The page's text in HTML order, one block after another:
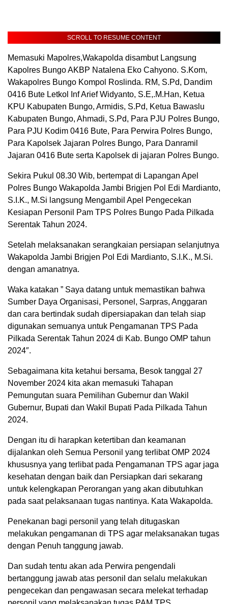
SCROLL TO RESUME CONTENT
Memasuki Mapolres,Wakapolda disambut Langsung
Kapolres Bungo AKBP Natalena Eko Cahyono. S.Kom,
Wakapolres Bungo Kompol Roslinda. RM, S.Pd, Dandim
0416 Bute Letkol Inf Arief Widyanto, S.E,.M.Han, Ketua
KPU Kabupaten Bungo, Armidis, S.Pd, Ketua Bawaslu
Kabupaten Bungo, Ahmadi, S.Pd, Para PJU Polres Bungo,
Para PJU Kodim 0416 Bute, Para Perwira Polres Bungo,
Para Kapolsek Jajaran Polres Bungo, Para Danramil
Jajaran 0416 Bute serta Kapolsek di jajaran Polres Bungo.
Sekira Pukul 08.30 Wib, bertempat di Lapangan Apel
Polres Bungo Wakapolda Jambi Brigjen Pol Edi Mardianto,
S.I.K., M.Si langsung Mengambil Apel Pengecekan
Kesiapan Personil Pam TPS Polres Bungo Pada Pilkada
Serentak Tahun 2024.
Setelah melaksanakan serangkaian persiapan selanjutnya
Wakapolda Jambi Brigjen Pol Edi Mardianto, S.I.K., M.Si.
dengan amanatnya.
Waka katakan ” Saya datang untuk memastikan bahwa
Sumber Daya Organisasi, Personel, Sarpras, Anggaran
dan cara bertindak sudah dipersiapakan dan telah siap
digunakan semuanya untuk Pengamanan TPS Pada
Pilkada Serentak Tahun 2024 di Kab. Bungo OMP tahun
2024″.
Sebagaimana kita ketahui bersama, Besok tanggal 27
November 2024 kita akan memasuki Tahapan
Pemungutan suara Pemilihan Gubernur dan Wakil
Gubernur, Bupati dan Wakil Bupati Pada Pilkada Tahun
2024.
Dengan itu di harapkan ketertiban dan keamanan
dijalankan oleh Semua Personil yang terlibat OMP 2024
khususnya yang terlibat pada Pengamanan TPS agar jaga
kesehatan dengan baik dan Persiapkan dari sekarang
untuk kelengkapan Perorangan yang akan dibutuhkan
pada saat pelaksanaan tugas nantinya. Kata Wakapolda.
Penekanan bagi personil yang telah ditugaskan
melakukan pengamanan di TPS agar melaksanakan tugas
dengan Penuh tanggung jawab.
Dan sudah tentu akan ada Perwira pengendali
bertanggung jawab atas personil dan selalu melakukan
pengecekan dan pengawasan secara melekat terhadap